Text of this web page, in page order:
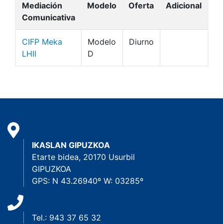
Mediación
Comunicativa
Modelo Oferta Adicional
CIFP Meka
LHII
Modelo
D
Diurno
IKASLAN GIPUZKOA
Etarte bidea, 20170 Usurbil
GIPUZKOA
GPS: N 43.26940º W: 03285º
Tel.: 943 37 65 32